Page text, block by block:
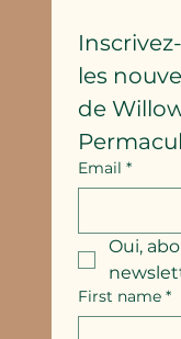
les
de
Email *
Oui,
First name *